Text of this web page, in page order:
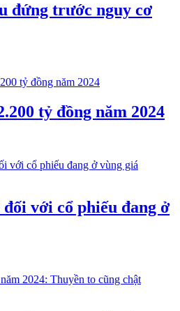
đứng trước nguy cơ
tỷ đồng năm 2024
với cổ phiếu đang ở